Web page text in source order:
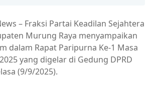
– Fraksi Partai Keadilan Sejahtera
Murung Raya menyampaikan
dalam Rapat Paripurna Ke-1 Masa
yang digelar di Gedung DPRD
(9/9/2025).